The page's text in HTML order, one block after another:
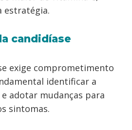
estratégia.
candidíase
exige comprometimento
identificar a
adotar mudanças para
sintomas.